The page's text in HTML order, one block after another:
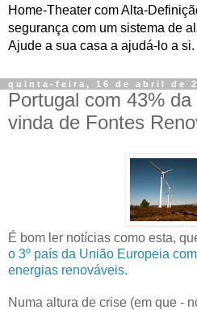
Home-Theater com Alta-
segurança com um sistema de
Ajude a sua casa a ajudá-lo a si.
quinta-feira, 16 de abril de
Portugal com 43%
vinda de Fontes
É bom ler notícias como esta,
o 3º país da União Europeia
energias renováveis.
Numa altura de crise (em que -